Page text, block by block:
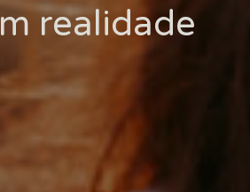
realidade